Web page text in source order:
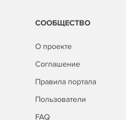
СООБЩЕСТВО
О проекте
Соглашение
Правила портала
Пользователи
FAQ